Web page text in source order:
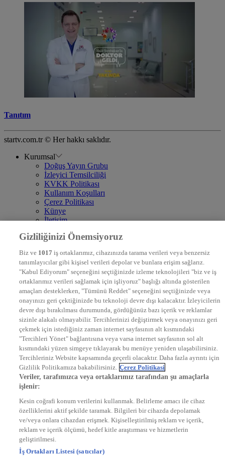
Tanıtım
startv.com.tr © Her hakkı saklıdır.
Kurumsal
Doğuş Yayın Grubu
İzleyici Temsilciliği
KVKK Politikası
Kullanım Koşulları
Çerez Politikası
Künye
İletişim
DYG Televizyonlar
STAR
EURO STAR
KRAL POP TV
DYG Radyolar
NTV RADYO
KRAL FM
KRAL POP
EKSEN
VOYAGE
DYG Dijital
ntv.com.tr
ntvspor.net
secim.ntv.com.tr
startv.com.tr
kralmuzik.com.tr
Gizliliğinizi Önemsiyoruz
Biz ve 1017 iş ortaklarımız, cihazınızda tarama verileri veya benzersiz
tanımlayıcılar gibi kişisel verileri depolar ve bunlara erişim sağlarız.
"Kabul Ediyorum" seçeneğini seçtiğinizde izleme teknolojileri "biz ve iş
ortaklarımız verileri sağlamak için işliyoruz" başlığı altında gösterilen
amaçları desteklerken, "Tümünü Reddet" seçeneğini seçtiğinizde veya
onayınızı geri çektiğinizde bu teknoloji devre dışı kalacaktır. İzleyicilerin
devre dışı bırakılması durumunda, gördüğünüz bazı içerik ve reklamlar
sizinle alakalı olmayabilir. Tercihlerinizi değiştirmek veya onayınızı geri
çekmek için istediğiniz zaman internet sayfasının alt kısmındaki
"Tercihleri Yönet" bağlantısına veya varsa internet sayfasının sol alt
kısmındaki yüzen simgeye tıklayarak bu menüye yeniden ulaşabilirsiniz.
Tercihleriniz Website kapsamında geçerli olacaktır. Daha fazla ayrıntı için
Gizlilik Politikamıza bakabilirsiniz. Çerez Politikasi
Veriler, tarafımızca veya ortaklarımız tarafından şu amaçlarla
işlenir:
Kesin coğrafi konum verilerini kullanmak. Belirleme amacı ile cihaz
özelliklerini aktif şekilde taramak. Bilgileri bir cihazda depolamak
ve/veya onlara cihazdan erişmek. Kişiselleştirilmiş reklam ve içerik,
reklam ve içerik ölçümü, hedef kitle araştırması ve hizmetlerin
geliştirilmesi.
İş Ortakları Listesi (satıcılar)